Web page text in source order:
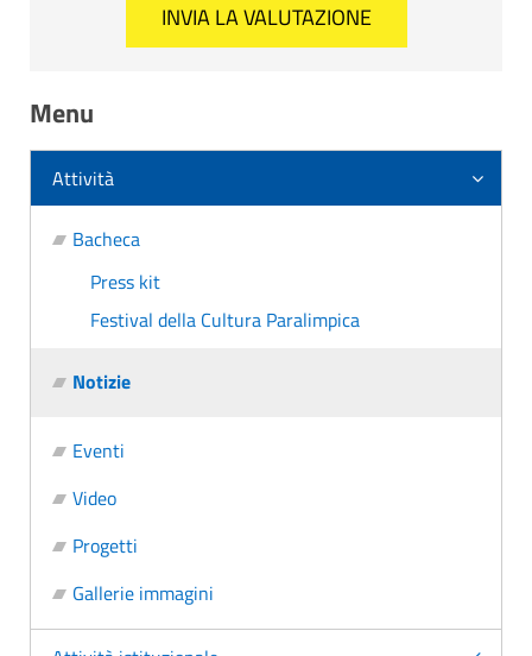
Menu
Attività
Bacheca
Press kit
Festival della Cultura Paralimpica
Notizie
Eventi
Video
Progetti
Gallerie immagini